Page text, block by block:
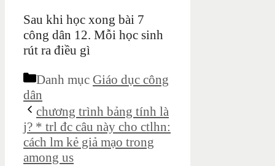
Sau khi học xong bài 7
công dân 12. Mỗi học sinh
rút ra điều gì
Danh mục Giáo dục công
dân
chương trình bảng tính là
j? * trl đc câu này cho ctlhn:
cách lm kẻ giả mạo trong
among us